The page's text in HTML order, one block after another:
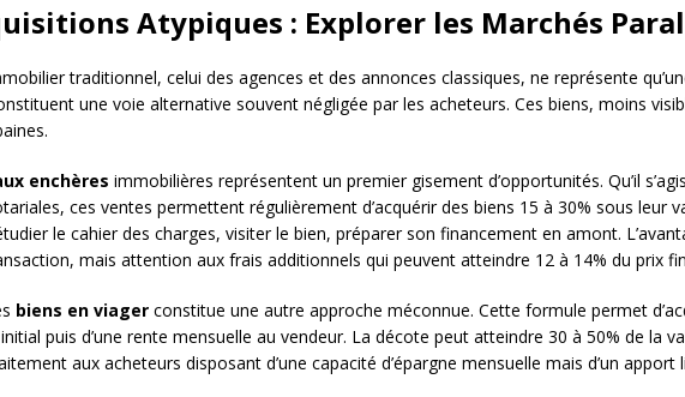
Atypiques : Explorer les Marchés
traditionnel, celui des agences et des annonces classiques, ne représente
une voie alternative souvent négligée par les acheteurs. Ces biens, moins
enchères immobilières représentent un premier gisement d’opportunités. Qu’il
ces ventes permettent régulièrement d’acquérir des biens 15 à 30% sous leur
le cahier des charges, visiter le bien, préparer son financement en amont.
mais attention aux frais additionnels qui peuvent atteindre 12 à 14% du prix
biens en viager constitue une autre approche méconnue. Cette formule permet
puis d’une rente mensuelle au vendeur. La décote peut atteindre 30 à 50% de la
aux acheteurs disposant d’une capacité d’épargne mensuelle mais d’un apport